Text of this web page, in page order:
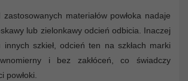
materiałów powłoka nadaje
lub zielonkawy odcień odbicia. Inaczej
szkieł, odcień ten na szkłach marki
i bez zakłóceń, co świadczy
powłoki.